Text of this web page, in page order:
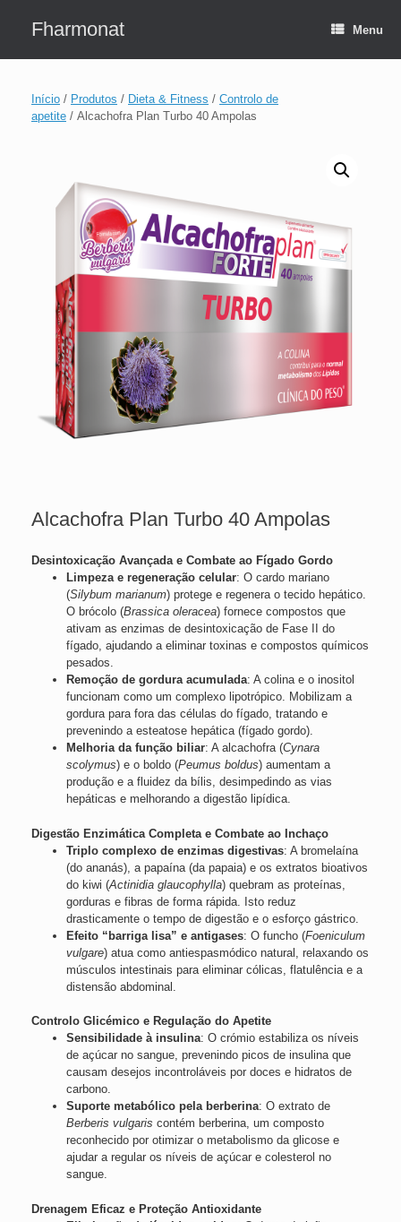
Fharmonat Menu
Início / Produtos / Dieta & Fitness / Controlo de
apetite / Alcachofra Plan Turbo 40 Ampolas
Alcachofra Plan Turbo 40 Ampolas
Desintoxicação Avançada e Combate ao Fígado Gordo
Limpeza e regeneração celular: O cardo mariano
(Silybum marianum) protege e regenera o tecido hepático.
O brócolo (Brassica oleracea) fornece compostos que
ativam as enzimas de desintoxicação de Fase II do
fígado, ajudando a eliminar toxinas e compostos químicos
pesados.
Remoção de gordura acumulada: A colina e o inositol
funcionam como um complexo lipotrópico. Mobilizam a
gordura para fora das células do fígado, tratando e
prevenindo a esteatose hepática (fígado gordo).
Melhoria da função biliar: A alcachofra (Cynara
scolymus) e o boldo (Peumus boldus) aumentam a
produção e a fluidez da bílis, desimpedindo as vias
hepáticas e melhorando a digestão lipídica.
Digestão Enzimática Completa e Combate ao Inchaço
Triplo complexo de enzimas digestivas: A bromelaína
(do ananás), a papaína (da papaia) e os extratos bioativos
do kiwi (Actinidia glaucophylla) quebram as proteínas,
gorduras e fibras de forma rápida. Isto reduz
drasticamente o tempo de digestão e o esforço gástrico.
Efeito “barriga lisa” e antigases: O funcho (Foeniculum
vulgare) atua como antiespasmódico natural, relaxando os
músculos intestinais para eliminar cólicas, flatulência e a
distensão abdominal.
Controlo Glicémico e Regulação do Apetite
Sensibilidade à insulina: O crómio estabiliza os níveis
de açúcar no sangue, prevenindo picos de insulina que
causam desejos incontroláveis por doces e hidratos de
carbono.
Suporte metabólico pela berberina: O extrato de
Berberis vulgaris contém berberina, um composto
reconhecido por otimizar o metabolismo da glicose e
ajudar a regular os níveis de açúcar e colesterol no
sangue.
Drenagem Eficaz e Proteção Antioxidante